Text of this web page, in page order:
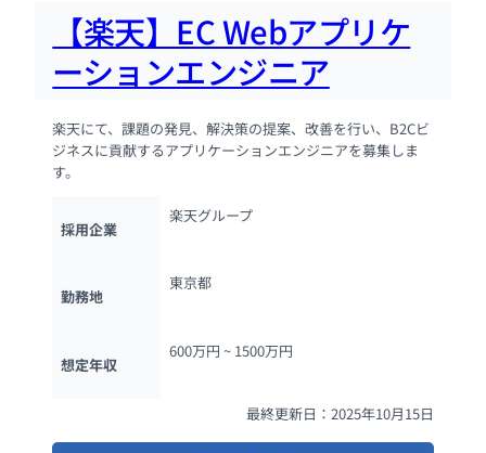
【楽天】EC Webアプリケ
ーションエンジニア
楽天にて、課題の発見、解決策の提案、改善を行い、B2Cビ
ジネスに貢献するアプリケーションエンジニアを募集しま
す。
採用企業
楽天グループ
勤務地
東京都
想定年収
600万円 ~ 1500万円
最終更新日：2025年10月15日